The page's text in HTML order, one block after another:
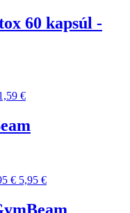
60 kapsúl -
€
€ 5,95 €